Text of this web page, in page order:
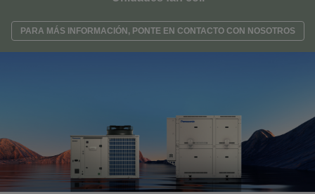
PARA MÁS INFORMACIÓN, PONTE EN CONTACTO CON NOSOTROS